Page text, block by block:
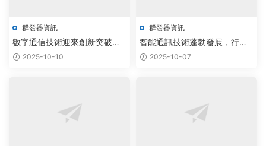
群發器資訊
數字通信技術迎來創新突破，
行業前景廣闊備受關注
2025-10-10
群發器資訊
智能通訊技術蓬勃發展，行業
迎來創新突破新機遇
2025-10-07